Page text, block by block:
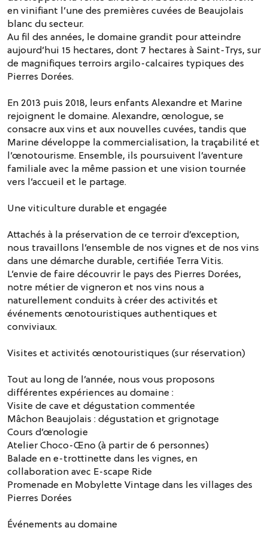
en vinifiant l’une des premières cuvées de Beaujolais
blanc du secteur.
Au fil des années, le domaine grandit pour atteindre
aujourd’hui 15 hectares, dont 7 hectares à Saint-Trys, sur
de magnifiques terroirs argilo-calcaires typiques des
Pierres Dorées.
En 2013 puis 2018, leurs enfants Alexandre et Marine
rejoignent le domaine. Alexandre, œnologue, se
consacre aux vins et aux nouvelles cuvées, tandis que
Marine développe la commercialisation, la traçabilité et
l’œnotourisme. Ensemble, ils poursuivent l’aventure
familiale avec la même passion et une vision tournée
vers l’accueil et le partage.
Une viticulture durable et engagée
Attachés à la préservation de ce terroir d’exception,
nous travaillons l’ensemble de nos vignes et de nos vins
dans une démarche durable, certifiée Terra Vitis.
L’envie de faire découvrir le pays des Pierres Dorées,
notre métier de vigneron et nos vins nous a
naturellement conduits à créer des activités et
événements œnotouristiques authentiques et
conviviaux.
Visites et activités œnotouristiques (sur réservation)
Tout au long de l’année, nous vous proposons
différentes expériences au domaine :
Visite de cave et dégustation commentée
Mâchon Beaujolais : dégustation et grignotage
Cours d’œnologie
Atelier Choco-Œno (à partir de 6 personnes)
Balade en e-trottinette dans les vignes, en
collaboration avec E-scape Ride
Promenade en Mobylette Vintage dans les villages des
Pierres Dorées
Événements au domaine